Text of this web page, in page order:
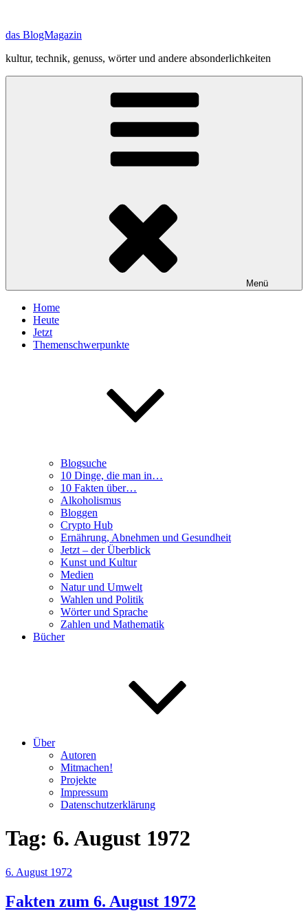
springen
das BlogMagazin
kultur, technik, genuss, wörter und andere absonderlichkeiten
Menü
Home
Heute
Jetzt
Themenschwerpunkte
Blogsuche
10 Dinge, die man in…
10 Fakten über…
Alkoholismus
Bloggen
Crypto Hub
Ernährung, Abnehmen und Gesundheit
Jetzt – der Überblick
Kunst und Kultur
Medien
Natur und Umwelt
Wahlen und Politik
Wörter und Sprache
Zahlen und Mathematik
Bücher
Über
Autoren
Mitmachen!
Projekte
Impressum
Datenschutzerklärung
Tag: 6. August 1972
Veröffentlicht
6. August 1972
Fakten zum 6. August 1972